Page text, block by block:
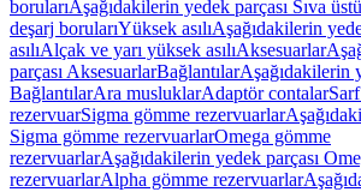
borularıAşağıdakilerin yedek parçası Sıva
deşarj borularıYüksek asılıAşağıdakilerin
asılıAlçak ve yarı yüksek asılıAksesuarlar
parçası AksesuarlarBağlantılarAşağıdakilerin
BağlantılarAra musluklarAdaptör contalar
rezervuarSigma gömme rezervuarlar
Sigma gömme rezervuarlarOmega gömme
rezervuarlarAşağıdakilerin yedek parçası
rezervuarlarAlpha gömme rezervuarlar